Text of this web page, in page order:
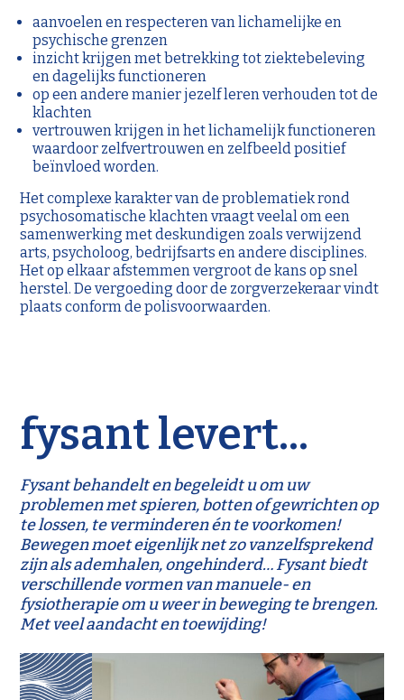
aanvoelen en respecteren van lichamelijke en
psychische grenzen
inzicht krijgen met betrekking tot ziektebeleving
en dagelijks functioneren
op een andere manier jezelf leren verhouden tot de
klachten
vertrouwen krijgen in het lichamelijk functioneren
waardoor zelfvertrouwen en zelfbeeld positief
beïnvloed worden.
Het complexe karakter van de problematiek rond
psychosomatische klachten vraagt veelal om een
samenwerking met deskundigen zoals verwijzend
arts, psycholoog, bedrijfsarts en andere disciplines.
Het op elkaar afstemmen vergroot de kans op snel
herstel. De vergoeding door de zorgverzekeraar vindt
plaats conform de polisvoorwaarden.
fysant levert...
Fysant behandelt en begeleidt u om uw
problemen met spieren, botten of gewrichten op
te lossen, te verminderen én te voorkomen!
Bewegen moet eigenlijk net zo vanzelfsprekend
zijn als ademhalen, ongehinderd… Fysant biedt
verschillende vormen van manuele- en
fysiotherapie om u weer in beweging te brengen.
Met veel aandacht en toewijding!